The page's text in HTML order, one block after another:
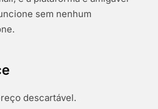
sem nenhum
descartável.